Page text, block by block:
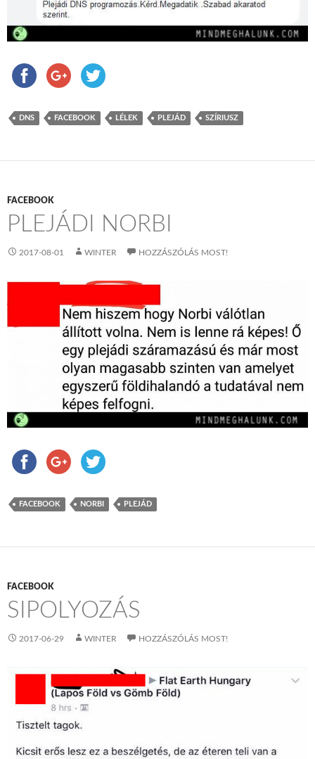
DNS FACEBOOK LÉLEK PLEJÁD SZÍRIUSZ
FACEBOOK
PLEJÁDI NORBI
2017-08-01 WINTER HOZZÁSZÓLÁS MOST!
FACEBOOK NORBI PLEJÁD
FACEBOOK
SIPOLYOZÁS
2017-06-29 WINTER HOZZÁSZÓLÁS MOST!